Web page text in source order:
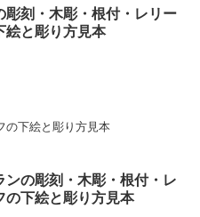
彫刻・木彫・根付・レリー
絵と彫り方見本
の下絵と彫り方見本
ンの彫刻・木彫・根付・レ
の下絵と彫り方見本